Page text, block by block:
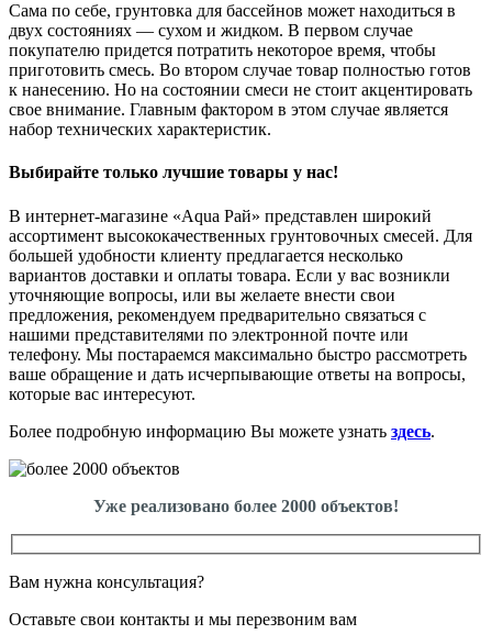
Сама по себе, грунтовка для бассейнов может находиться в
двух состояниях — сухом и жидком. В первом случае
покупателю придется потратить некоторое время, чтобы
приготовить смесь. Во втором случае товар полностью готов
к нанесению. Но на состоянии смеси не стоит акцентировать
свое внимание. Главным фактором в этом случае является
набор технических характеристик.
Выбирайте только лучшие товары у нас!
В интернет-магазине «Aqua Рай» представлен широкий
ассортимент высококачественных грунтовочных смесей. Для
большей удобности клиенту предлагается несколько
вариантов доставки и оплаты товара. Если у вас возникли
уточняющие вопросы, или вы желаете внести свои
предложения, рекомендуем предварительно связаться с
нашими представителями по электронной почте или
телефону. Мы постараемся максимально быстро рассмотреть
ваше обращение и дать исчерпывающие ответы на вопросы,
которые вас интересуют.
Более подробную информацию Вы можете узнать здесь.
Уже реализовано более 2000 объектов!
Вам нужна консультация?
Оставьте свои контакты и мы перезвоним вам